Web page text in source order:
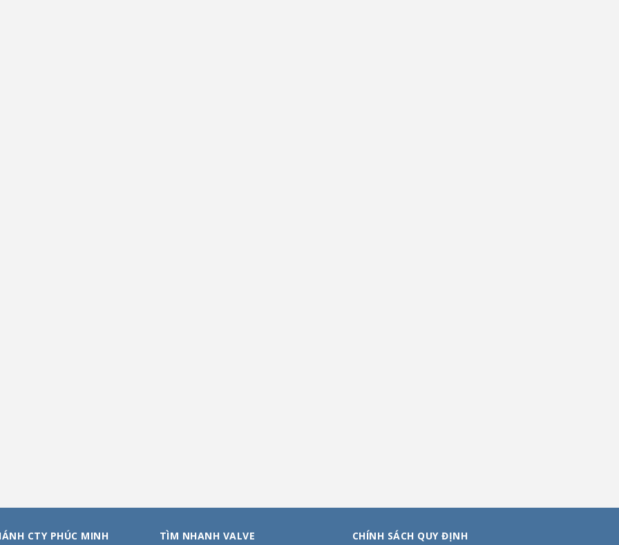
CTY PHÚC MINH TÌM NHANH VALVE CHÍNH SÁCH QUY ĐỊNH